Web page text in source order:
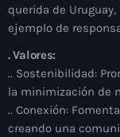
querida de
ejemplo de
. Valores:
.. Sostenibilidad:
la minimización de
.. Conexión:
creando una